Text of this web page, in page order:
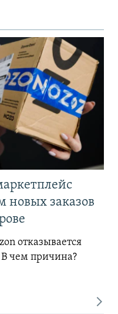
новых заказов
отказывается
В чем причина?